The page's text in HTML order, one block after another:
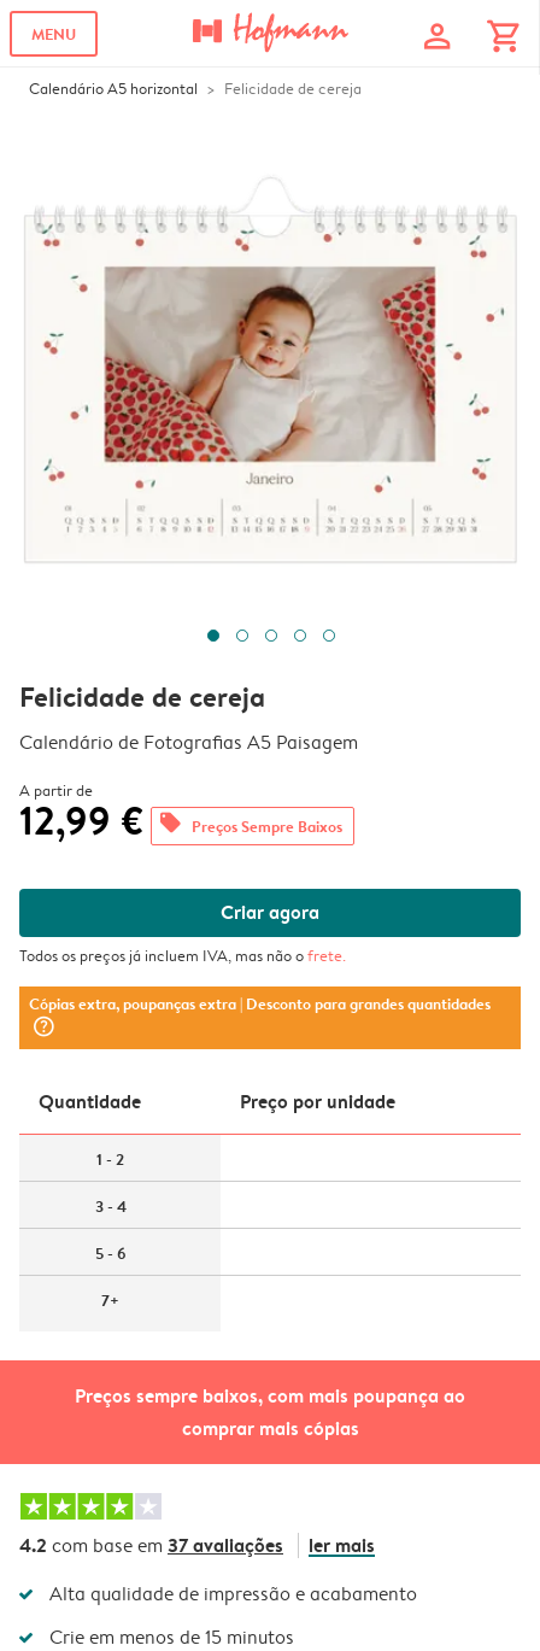
MENU profile shopping_cart
Calendário A5 horizontal Felicidade de cereja
Preços sempre baixos, com mais poupança ao
comprar mais cópias
Felicidade de cereja
Calendário de Fotografias A5 Paisagem
A partir de
12,99 € offers Preços Sempre Baixos
Criar agora
Todos os preços já incluem IVA, mas não ofrete.
Cópias extra, poupanças extra| Desconto para grandes quantidades
question_mark_circle
Quantidade Preço por unidade
1 - 2
3 - 4
5 - 6
7+
4.2 com base em 37 avaliações ler mais
Alta qualidade de impressão e acabamento
Crie em menos de 15 minutos